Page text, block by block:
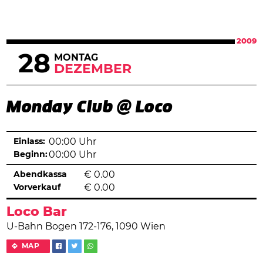
2009
28 MONTAG
DEZEMBER
Monday Club @ Loco
Loco Bar
U-Bahn Bogen 172-176, 1090 Wien
MAP
Einlass: 00:00 Uhr
Beginn:00:00 Uhr
Abendkassa € 0.00
Vorverkauf € 0.00